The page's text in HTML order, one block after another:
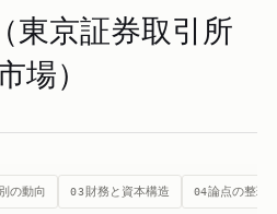
東京証券取引所
場）
の動向 03財務と資本構造 04論点の整理